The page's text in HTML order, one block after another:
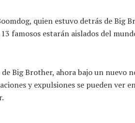
quien estuvo detrás de Big
famosos estarán aislados del
Big Brother, ahora bajo un
y expulsiones se pueden ver